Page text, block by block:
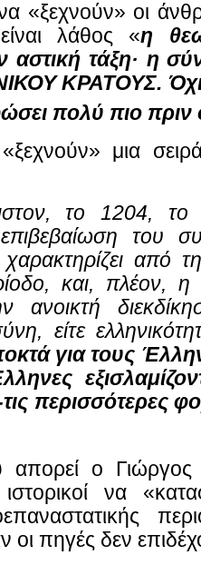
«ξεχνούν» οι
λάθος «η
τάξη· η
ΚΡΑΤΟΥΣ.
πολύ πιο πριν
μια
το 1204, το
του
από
και, πλέον,
ανοικτή
είτε
για τους
περισσότερες
απορεί ο
ιστορικοί να
οι πηγές δεν